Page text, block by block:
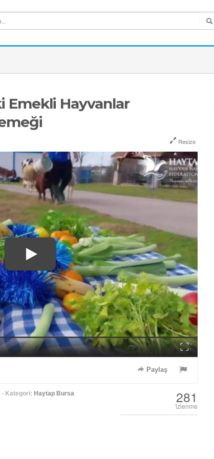
Emekli Hayvanlar
Resize
Fullscreen
Paylaş
- Kategori: Haytap Bursa
281
i̇zlenme